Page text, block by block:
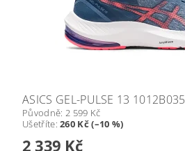
ASICS GEL-PULSE 13 1012B035
Původně: 2 599 Kč
Ušetříte:260 Kč (–10 %)
2 339 Kč